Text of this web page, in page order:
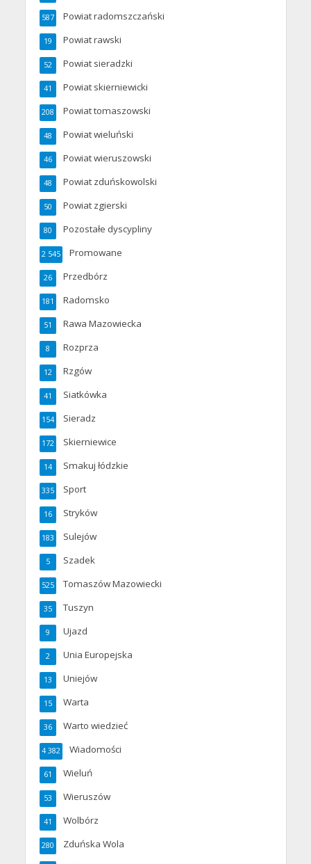
Powiat radomszczański
587
Powiat rawski
19
Powiat sieradzki
52
Powiat skierniewicki
41
Powiat tomaszowski
208
Powiat wieluński
48
Powiat wieruszowski
46
Powiat zduńskowolski
48
Powiat zgierski
50
Pozostałe dyscypliny
80
Promowane
2 545
Przedbórz
26
Radomsko
181
Rawa Mazowiecka
51
Rozprza
8
Rzgów
12
Siatkówka
41
Sieradz
154
Skierniewice
172
Smakuj łódzkie
14
Sport
335
Stryków
16
Sulejów
183
Szadek
5
Tomaszów Mazowiecki
525
Tuszyn
35
Ujazd
9
Unia Europejska
2
Uniejów
13
Warta
15
Warto wiedzieć
36
Wiadomości
4 382
Wieluń
61
Wieruszów
53
Wolbórz
41
Zduńska Wola
280